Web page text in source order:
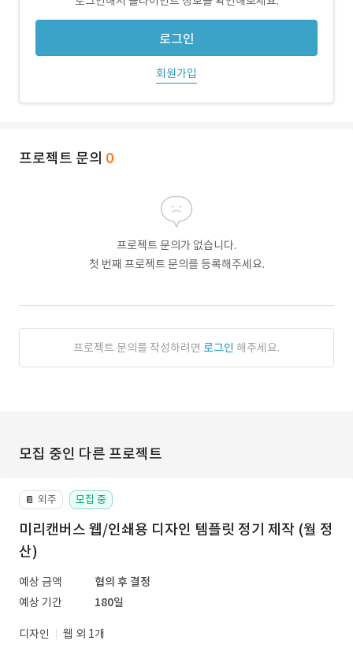
로그인
회원가입
프로젝트 문의 0
프로젝트 문의가 없습니다.
첫 번째 프로젝트 문의를 등록해주세요.
프로젝트 문의를 작성하려면 로그인 해주세요.
모집 중인 다른 프로젝트
📔 외주 모집 중
미리캔버스 웹/인쇄용 디자인 템플릿 정기 제작 (월 정
산)
예상 금액
협의 후 결정
예상 기간
180일
디자인
웹 외 1개